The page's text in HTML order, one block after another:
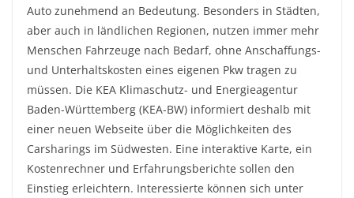
Auto zunehmend an Bedeutung. Besonders in Städten,
aber auch in ländlichen Regionen, nutzen immer mehr
Menschen Fahrzeuge nach Bedarf, ohne Anschaffungs-
und Unterhaltskosten eines eigenen Pkw tragen zu
müssen. Die KEA Klimaschutz- und Energieagentur
Baden-Württemberg (KEA-BW) informiert deshalb mit
einer neuen Webseite über die Möglichkeiten des
Carsharings im Südwesten. Eine interaktive Karte, ein
Kostenrechner und Erfahrungsberichte sollen den
Einstieg erleichtern. Interessierte können sich unter